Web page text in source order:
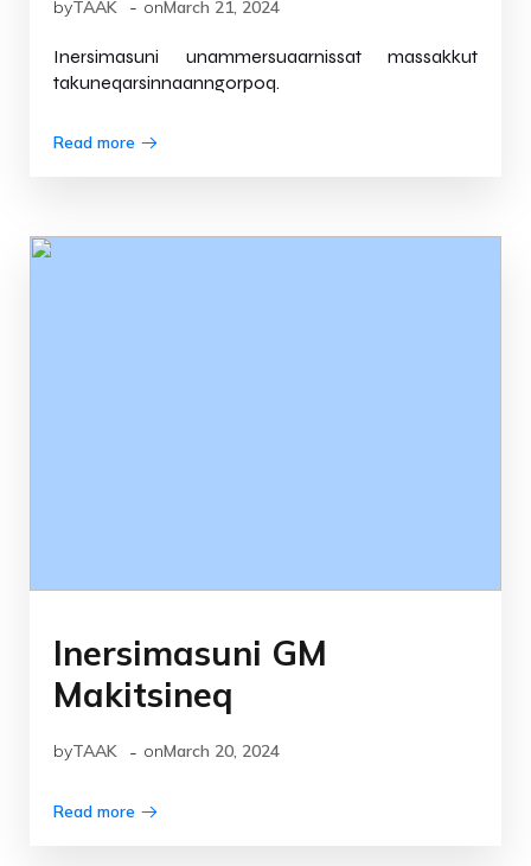
byTAAK - onMarch 21, 2024
Inersimasuni unammersuaarnissat massakkut
takuneqarsinnaanngorpoq.
Read more
Inersimasuni GM
Makitsineq
byTAAK - onMarch 20, 2024
Read more